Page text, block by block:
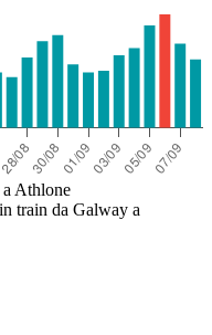
Athlone
train da Galway a